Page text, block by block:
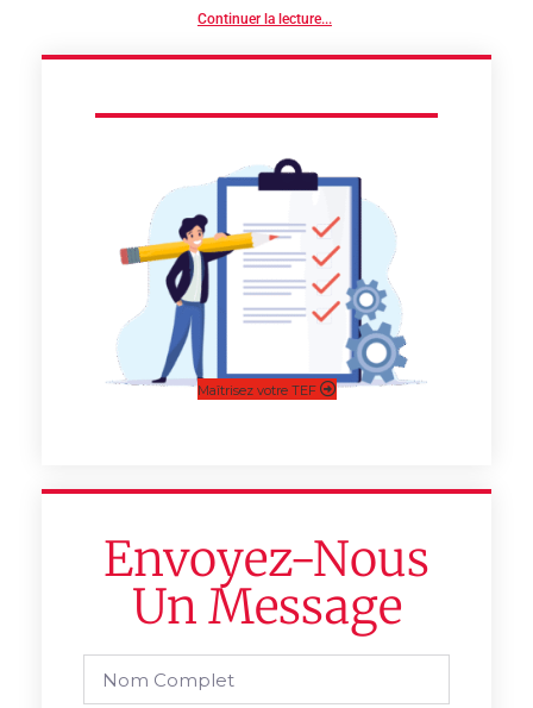
Continuer la lecture...
Maîtrisez votre TEF
Envoyez-Nous
Un Message